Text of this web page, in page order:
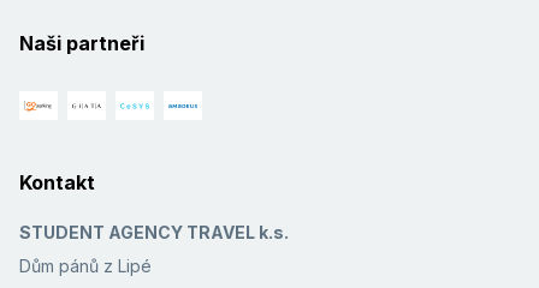
Naši partneři
Kontakt
STUDENT AGENCY TRAVEL k.s.
Dům pánů z Lipé